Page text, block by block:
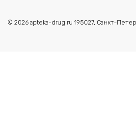
© 2026 apteka-drug.ru 195027, Санкт-